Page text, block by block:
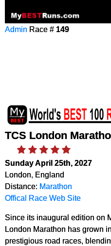
Admin Race # 149
TCS London
Sunday April 25th, 2027
London, England
Distance: Marathon
Offical Race Web Site
Since its inaugural edition on
London Marathon has grown
prestigious road races,